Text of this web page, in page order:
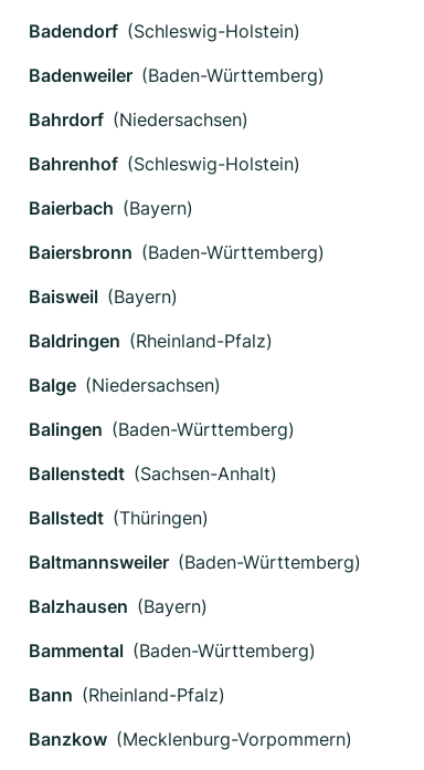
Badendorf (Schleswig-Holstein)
Badenweiler (Baden-Württemberg)
Bahrdorf (Niedersachsen)
Bahrenhof (Schleswig-Holstein)
Baierbach (Bayern)
Baiersbronn (Baden-Württemberg)
Baisweil (Bayern)
Baldringen (Rheinland-Pfalz)
Balge (Niedersachsen)
Balingen (Baden-Württemberg)
Ballenstedt (Sachsen-Anhalt)
Ballstedt (Thüringen)
Baltmannsweiler (Baden-Württemberg)
Balzhausen (Bayern)
Bammental (Baden-Württemberg)
Bann (Rheinland-Pfalz)
Banzkow (Mecklenburg-Vorpommern)